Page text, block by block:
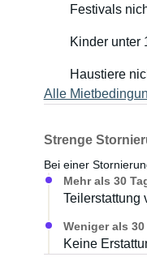
Festivals
Kinder unter
Haustiere
Alle
Strenge
Bei einer
Mehr als 30
Teilerstattung
Weniger als
Keine